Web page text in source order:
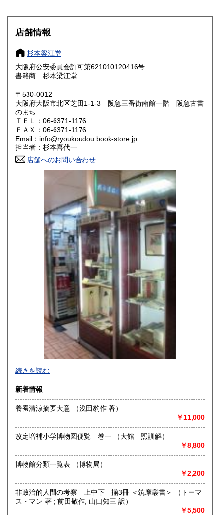
大阪府
奈良県
鳥取県 350円 島根県
岡山県
山口県
香川県 350円
高知県 350円
350円 長崎県
350円 大分県
350円 鹿児島県
350円
店舗情報
杉本梁江堂
大阪府公安委員会許可第621010120416号
書籍商 杉本梁江堂
〒530-0012
大阪府大阪市北区芝田1-1-3 阪急三番街南館一階 阪急古書
のまち
ＴＥＬ：06-6371-1176
ＦＡＸ：06-6371-1176
Email：info@ryoukoudou.book-store.jp
担当者：杉本喜代一
店舗へのお問い合わせ
演劇・演芸・映画・音楽・民俗・風俗関係書を強力に蒐集し
ております。12月31日〜1月3日休業いたします。
沿線名：JR線、阪急線、阪神線、地下鉄御堂筋線・谷町線・
四つ橋線
最寄駅：JR大阪駅、阪急梅田、阪神梅田、地下鉄梅田・東梅
営業時間：11時〜20時
定休日：水曜日
書籍の買取について
取り扱い分野
美術工芸、近代文献、趣味、サブカルチャー、古書一般（そ
続きを読む
新着情報
養蚕清涼摘要大意 （浅田豹作 著）
￥11,000
改定増補小学博物図便覧 巻一 （大館 煕訓解）
￥8,800
博物館分類一覧表 （博物局）
￥2,200
非政治的人間の考察 上中下 揃3冊 ＜筑摩叢書＞ （トーマ
ス・マン 著 ; 前田敬作, 山口知三 訳）
￥5,500